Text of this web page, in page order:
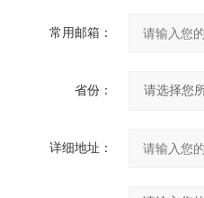
常用邮箱：
省份：
详细地址：